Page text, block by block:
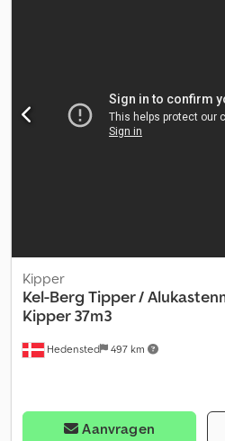
Breidte:2.50 Mtr.+ 2x 25 Cm.
Hydraulische Auffahrrampen:400
Funkfernbedienung Ruckfahrkamera
Hedensted 497 km
Kipper
Kel-Berg Tipper /
Kipper 37m3
Aanvragen